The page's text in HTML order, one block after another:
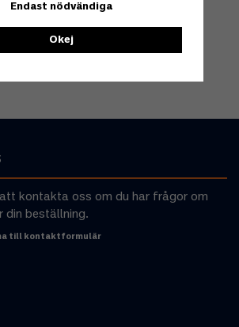
kontakta oss om du har frågor om
din beställning.
till kontaktformulär
Endast nödvändiga
Okej